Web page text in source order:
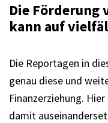
Die Förderung
kann auf
Die Reportagen in
genau diese und
Finanzerziehung.
damit